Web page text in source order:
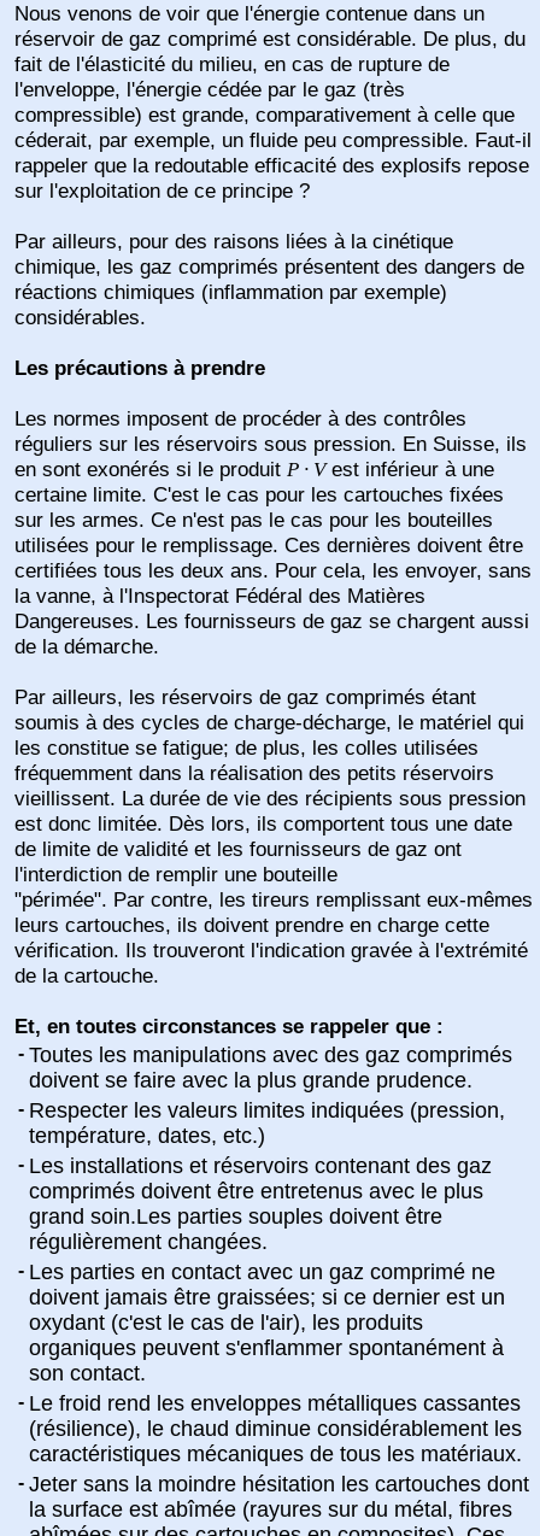
Nous venons de voir que l'énergie contenue dans un
réservoir de gaz comprimé est considérable. De plus, du
fait de l'élasticité du milieu, en cas de rupture de
l'enveloppe, l'énergie cédée par le gaz (très
compressible) est grande, comparativement à celle que
céderait, par exemple, un fluide peu compressible. Faut-il
rappeler que la redoutable efficacité des explosifs repose
sur l'exploitation de ce principe ?
Par ailleurs, pour des raisons liées à la cinétique
chimique, les gaz comprimés présentent des dangers de
réactions chimiques (inflammation par exemple)
considérables.
Les précautions à prendre
Les normes imposent de procéder à des contrôles
réguliers sur les réservoirs sous pression. En Suisse, ils
en sont exonérés si le produit P · Vest inférieur à une
certaine limite. C'est le cas pour les cartouches fixées
sur les armes. Ce n'est pas le cas pour les bouteilles
utilisées pour le remplissage. Ces dernières doivent être
certifiées tous les deux ans. Pour cela, les envoyer, sans
la vanne, à l'Inspectorat Fédéral des Matières
Dangereuses. Les fournisseurs de gaz se chargent aussi
de la démarche.
Par ailleurs, les réservoirs de gaz comprimés étant
soumis à des cycles de charge-décharge, le matériel qui
les constitue se fatigue; de plus, les colles utilisées
fréquemment dans la réalisation des petits réservoirs
vieillissent. La durée de vie des récipients sous pression
est donc limitée. Dès lors, ils comportent tous une date
de limite de validité et les fournisseurs de gaz ont
l'interdiction de remplir une bouteille
"périmée". Par contre, les tireurs remplissant eux-mêmes
leurs cartouches, ils doivent prendre en charge cette
vérification. Ils trouveront l'indication gravée à l'extrémité
de la cartouche.
Et, en toutes circonstances se rappeler que :
- Toutes les manipulations avec des gaz comprimés
doivent se faire avec la plus grande prudence.
- Respecter les valeurs limites indiquées (pression,
température, dates, etc.)
- Les installations et réservoirs contenant des gaz
comprimés doivent être entretenus avec le plus
grand soin.Les parties souples doivent être
régulièrement changées.
- Les parties en contact avec un gaz comprimé ne
doivent jamais être graissées; si ce dernier est un
oxydant (c'est le cas de l'air), les produits
organiques peuvent s'enflammer spontanément à
son contact.
- Le froid rend les enveloppes métalliques cassantes
(résilience), le chaud diminue considérablement les
caractéristiques mécaniques de tous les matériaux.
- Jeter sans la moindre hésitation les cartouches dont
la surface est abîmée (rayures sur du métal, fibres